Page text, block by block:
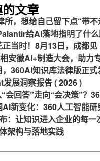
文章
所，想给自己留下点“带
给AI落地指明了什么
当时！8月13日，成都见
安徽AI+制造大会，助力
360AI知识库法律版正式
展洞察报告 ( 2026 )
会回答”走向“会决策”？
新变化：360人工智能
：让知识进入企业的每一
架构与落地实践